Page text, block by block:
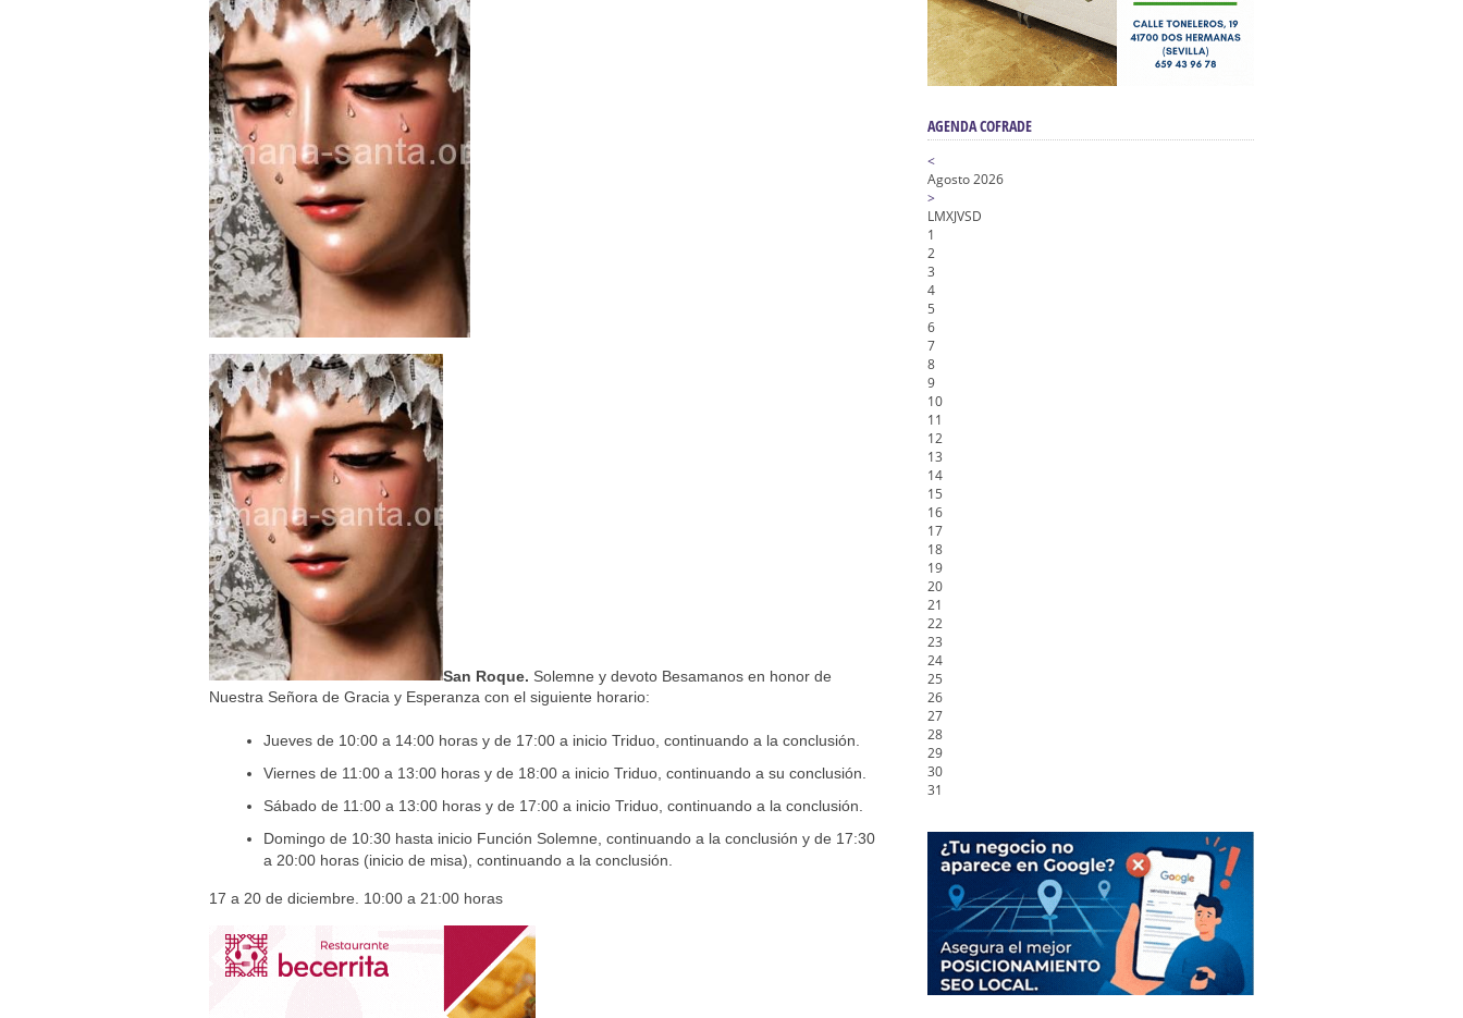
Besapié y Besamano en la Quinta Angustia
Gitanos: Besamanos del Señor de la Salud
Besamanos del Señor de la Divina Misericordia, Vía Crucis y Traslado – Siete Palabras
San Roque. Solemne y devoto Besamanos en honor de
Nuestra Señora de Gracia y Esperanza con el siguiente horario:
Jueves de 10:00 a 14:00 horas y de 17:00 a inicio Triduo, continuando a la conclusión.
Viernes de 11:00 a 13:00 horas y de 18:00 a inicio Triduo, continuando a su conclusión.
Sábado de 11:00 a 13:00 horas y de 17:00 a inicio Triduo, continuando a la conclusión.
Domingo de 10:30 hasta inicio Función Solemne, continuando a la conclusión y de 17:30
a 20:00 horas (inicio de misa), continuando a la conclusión.
17 a 20 de diciembre. 10:00 a 21:00 horas
AGENDA COFRADE
<
Agosto 2026
>
LMXJVSD
1
2
3
4
5
6
7
8
9
10
11
12
13
14
15
16
17
18
19
20
21
22
23
24
25
26
27
28
29
30
31